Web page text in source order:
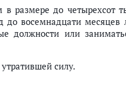
в размере до четырехсот
до восемнадцати
должности или
силу.